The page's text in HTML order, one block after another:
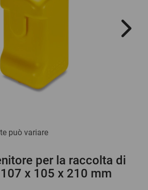
può variare
per la raccolta di
x 105 x 210 mm